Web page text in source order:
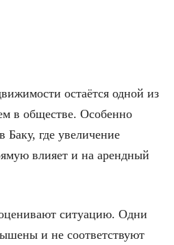
остаётся одной из
в обществе. Особенно
Баку, где увеличение
влияет и на арендный
ситуацию. Одни
и не соответствуют